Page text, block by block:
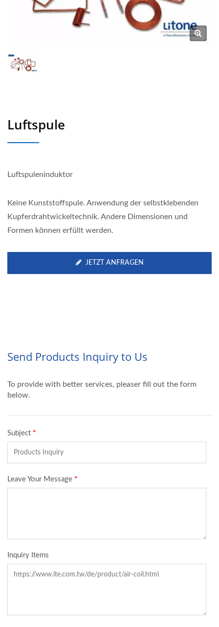
Luftspule
Luftspuleninduktor
Keine Kunststoffspule. Anwendung der selbstklebenden
Kupferdrahtwickeltechnik. Andere Dimensionen und
Formen können erfüllt werden.
JETZT ANFRAGEN